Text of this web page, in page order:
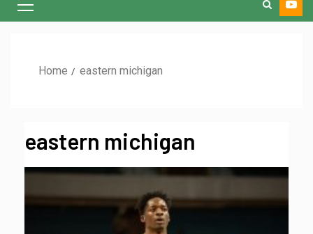
Home eastern michigan
eastern michigan